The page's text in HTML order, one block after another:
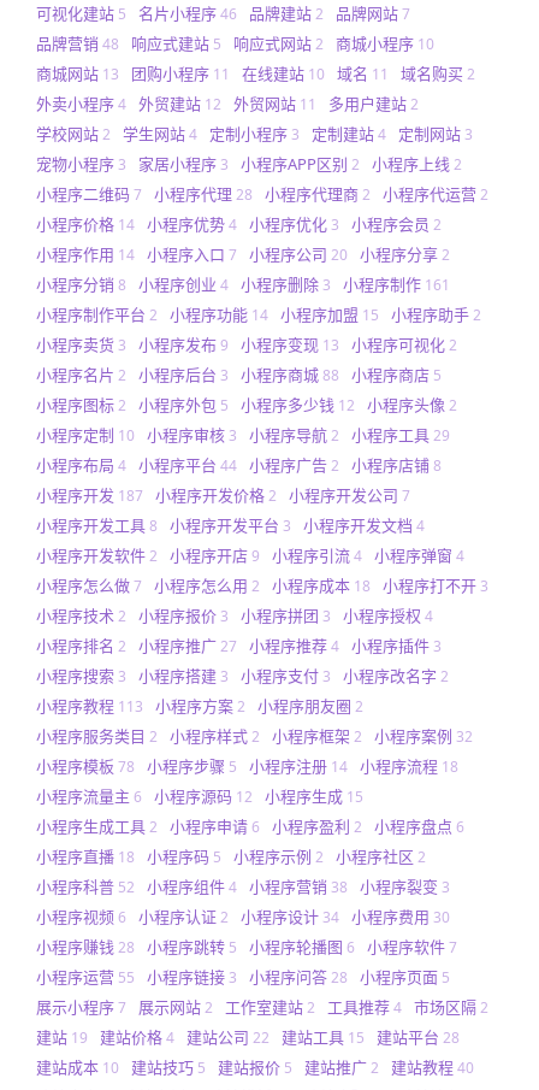
可视化建站 5 名片小程序46 品牌建站2 品牌网站7
品牌营销 48 响应式建站 5 响应式网站2 商城小程序 10
商城网站 13 团购小程序 11 在线建站 10 域名 11 域名购买2
外卖小程序4 外贸建站 12 外贸网站 11 多用户建站2
学校网站2 学生网站4 定制小程序 3 定制建站4 定制网站 3
宠物小程序 3 家居小程序 3 小程序APP区别 2 小程序上线 2
小程序二维码7 小程序代理 28 小程序代理商2 小程序代运营2
小程序价格 14 小程序优势4 小程序优化 3 小程序会员 2
小程序作用 14 小程序入口 7 小程序公司 20 小程序分享2
小程序分销 8 小程序创业 4 小程序删除 3 小程序制作 161
小程序制作平台 2 小程序功能 14 小程序加盟 15 小程序助手2
小程序卖货 3 小程序发布9 小程序变现 13 小程序可视化2
小程序名片 2 小程序后台 3 小程序商城88 小程序商店 5
小程序图标2 小程序外包 5 小程序多少钱 12 小程序头像 2
小程序定制 10 小程序审核 3 小程序导航2 小程序工具29
小程序布局 4 小程序平台 44 小程序广告2 小程序店铺8
小程序开发 187 小程序开发价格2 小程序开发公司 7
小程序开发工具8 小程序开发平台 3 小程序开发文档 4
小程序开发软件2 小程序开店9 小程序引流4 小程序弹窗 4
小程序怎么做7 小程序怎么用 2 小程序成本 18 小程序打不开 3
小程序技术 2 小程序报价 3 小程序拼团 3 小程序授权 4
小程序排名 2 小程序推广27 小程序推荐4 小程序插件 3
小程序搜索 3 小程序搭建 3 小程序支付 3 小程序改名字 2
小程序教程 113 小程序方案2 小程序朋友圈 2
小程序服务类目 2 小程序样式2 小程序框架 2 小程序案例 32
小程序模板 78 小程序步骤 5 小程序注册 14 小程序流程 18
小程序流量主 6 小程序源码 12 小程序生成 15
小程序生成工具2 小程序申请6 小程序盈利 2 小程序盘点 6
小程序直播 18 小程序码 5 小程序示例 2 小程序社区 2
小程序科普 52 小程序组件4 小程序营销 38 小程序裂变 3
小程序视频6 小程序认证2 小程序设计 34 小程序费用 30
小程序赚钱28 小程序跳转 5 小程序轮播图 6 小程序软件7
小程序运营 55 小程序链接 3 小程序问答28 小程序页面 5
展示小程序7 展示网站2 工作室建站2 工具推荐4 市场区隔2
建站 19 建站价格4 建站公司 22 建站工具 15 建站平台 28
建站成本 10 建站技巧 5 建站报价 5 建站推广2 建站教程40